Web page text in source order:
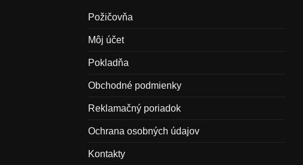
Požičovňa
Môj účet
Pokladňa
Obchodné podmienky
Reklamačný poriadok
Ochrana osobných údajov
Kontakty